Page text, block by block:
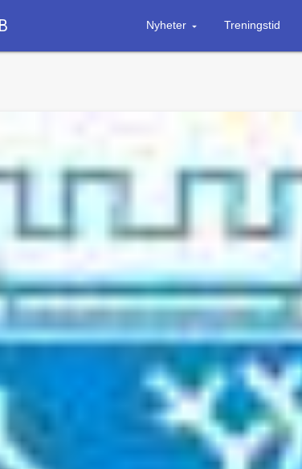
Nyheter Treningstid